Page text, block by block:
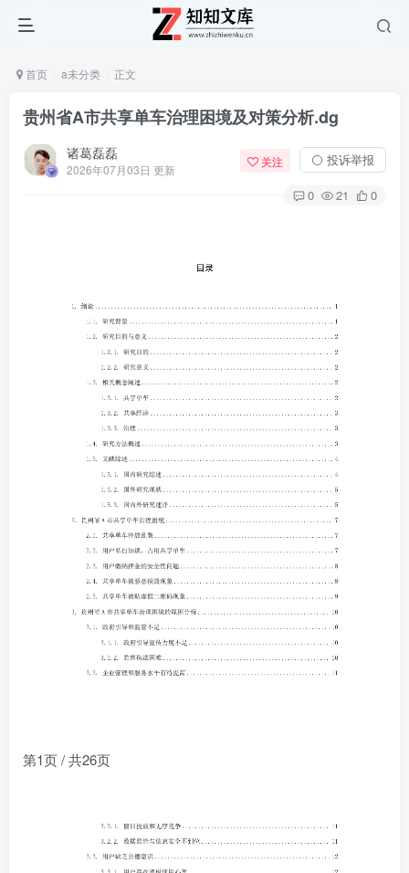
首页 a未分类 正文
贵州省A市共享单车治理困境及对策分析.dg
诸葛磊磊
2026年07月03日 更新
关注 ⚪ 投诉举报
0 21 0
第1页 / 共26页